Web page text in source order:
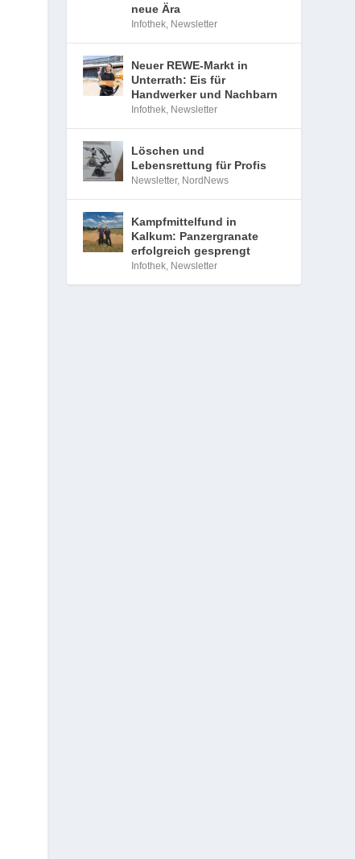
neue Ära
Infothek, Newsletter
Neuer REWE-Markt in
Unterrath: Eis für
Handwerker und Nachbarn
Infothek, Newsletter
Löschen und
Lebensrettung für Profis
Newsletter, NordNews
Kampfmittelfund in
Kalkum: Panzergranate
erfolgreich gesprengt
Infothek, Newsletter